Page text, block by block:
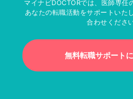
マイナビDOCTORでは、医師専任
あなたの転職活動をサポートいた
合わせください
無料転職サポート